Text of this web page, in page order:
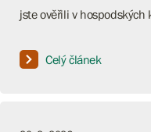
jste ověřili v hospodských
Celý článek